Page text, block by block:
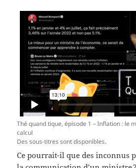
Thé quand tique, épisode 1 – Inflation : le
calcul
Des sous-titres sont disponibles.
Ce pourrait-il que des inconnus